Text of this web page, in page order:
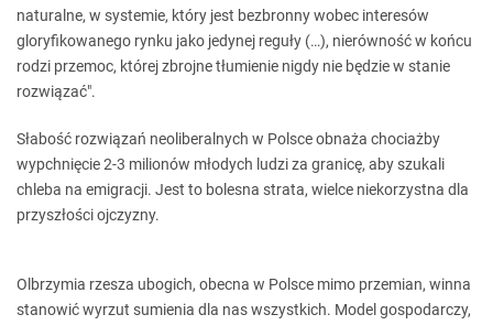
naturalne, w systemie, który jest bezbronny wobec interesów
gloryfikowanego rynku jako jedynej reguły (…), nierówność w końcu
rodzi przemoc, której zbrojne tłumienie nigdy nie będzie w stanie
rozwiązać".
Słabość rozwiązań neoliberalnych w Polsce obnaża chociażby
wypchnięcie 2-3 milionów młodych ludzi za granicę, aby szukali
chleba na emigracji. Jest to bolesna strata, wielce niekorzystna dla
przyszłości ojczyzny.
Olbrzymia rzesza ubogich, obecna w Polsce mimo przemian, winna
stanowić wyrzut sumienia dla nas wszystkich. Model gospodarczy,